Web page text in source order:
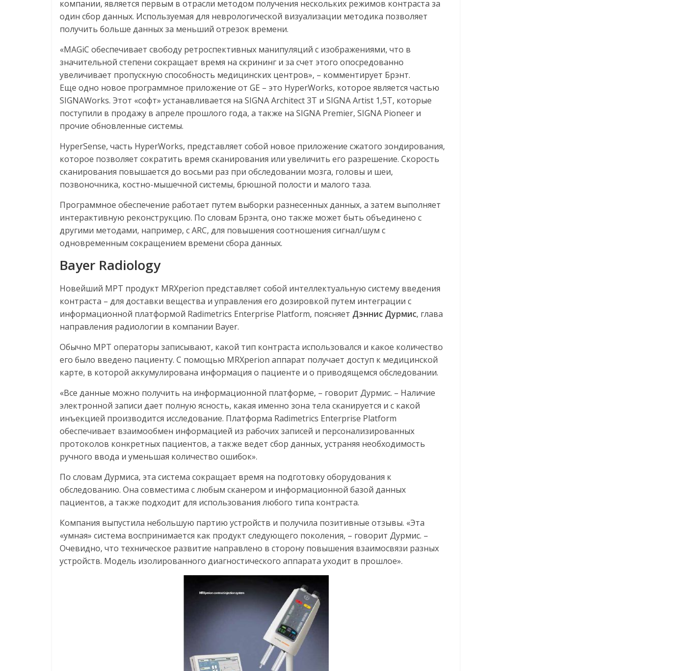
компании, является первым в отрасли методом получения нескольких режимов контраста за
один сбор данных. Используемая для неврологической визуализации методика позволяет
получить больше данных за меньший отрезок времени.
«MAGiC обеспечивает свободу ретроспективных манипуляций с изображениями, что в
значительной степени сокращает время на скрининг и за счет этого опосредованно
увеличивает пропускную способность медицинских центров», – комментирует Брэнт.
Еще одно новое программное приложение от GE – это HyperWorks, которое является частью
SIGNAWorks. Этот «софт» устанавливается на SIGNA Architect 3T и SIGNA Artist 1,5T, которые
поступили в продажу в апреле прошлого года, а также на SIGNA Premier, SIGNA Pioneer и
прочие обновленные системы.
HyperSense, часть HyperWorks, представляет собой новое приложение сжатого зондирования,
которое позволяет сократить время сканирования или увеличить его разрешение. Скорость
сканирования повышается до восьми раз при обследовании мозга, головы и шеи,
позвоночника, костно-мышечной системы, брюшной полости и малого таза.
Программное обеспечение работает путем выборки разнесенных данных, а затем выполняет
интерактивную реконструкцию. По словам Брэнта, оно также может быть объединено с
другими методами, например, с ARC, для повышения соотношения сигнал/шум с
одновременным сокращением времени сбора данных.
Bayer Radiology
Новейший МРТ продукт MRXperion представляет собой интеллектуальную систему введения
контраста – для доставки вещества и управления его дозировкой путем интеграции с
информационной платформой Radimetrics Enterprise Platform, поясняет Дэннис Дурмис, глава
направления радиологии в компании Bayer.
Обычно МРТ операторы записывают, какой тип контраста использовался и какое количество
его было введено пациенту. С помощью MRXperion аппарат получает доступ к медицинской
карте, в которой аккумулирована информация о пациенте и о приводящемся обследовании.
«Все данные можно получить на информационной платформе, – говорит Дурмис. – Наличие
электронной записи дает полную ясность, какая именно зона тела сканируется и с какой
инъекцией производится исследование. Платформа Radimetrics Enterprise Platform
обеспечивает взаимообмен информацией из рабочих записей и персонализированных
протоколов конкретных пациентов, а также ведет сбор данных, устраняя необходимость
ручного ввода и уменьшая количество ошибок».
По словам Дурмиса, эта система сокращает время на подготовку оборудования к
обследованию. Она совместима с любым сканером и информационной базой данных
пациентов, а также подходит для использования любого типа контраста.
Компания выпустила небольшую партию устройств и получила позитивные отзывы. «Эта
«умная» система воспринимается как продукт следующего поколения, – говорит Дурмис. –
Очевидно, что техническое развитие направлено в сторону повышения взаимосвязи разных
устройств. Модель изолированного диагностического аппарата уходит в прошлое».